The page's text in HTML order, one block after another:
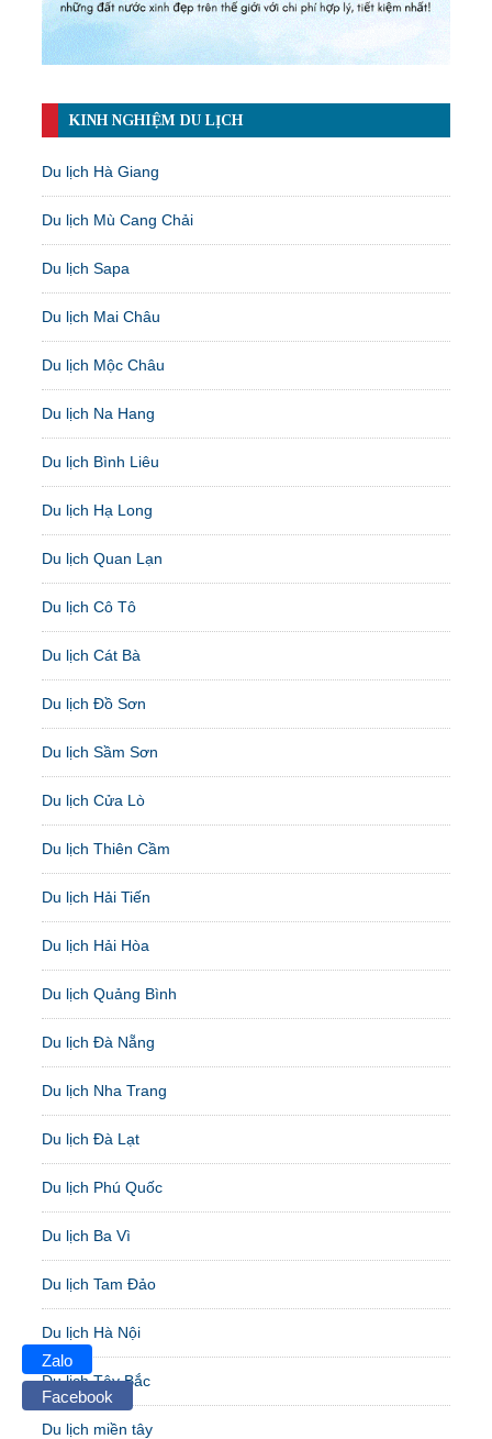
KINH NGHIỆM DU LỊCH
Du lịch Hà Giang
Du lịch Mù Cang Chải
Du lịch Sapa
Du lịch Mai Châu
Du lịch Mộc Châu
Du lịch Na Hang
Du lịch Bình Liêu
Du lịch Hạ Long
Du lịch Quan Lạn
Du lịch Cô Tô
Du lịch Cát Bà
Du lịch Đồ Sơn
Du lịch Sầm Sơn
Du lịch Cửa Lò
Du lịch Thiên Cầm
Du lịch Hải Tiến
Du lịch Hải Hòa
Du lịch Quảng Bình
Du lịch Đà Nẵng
Du lịch Nha Trang
Du lịch Đà Lạt
Du lịch Phú Quốc
Du lịch Ba Vì
Du lịch Tam Đảo
Du lịch Hà Nội
Du lịch Tây Bắc
Du lịch miền tây
Zalo
Facebook